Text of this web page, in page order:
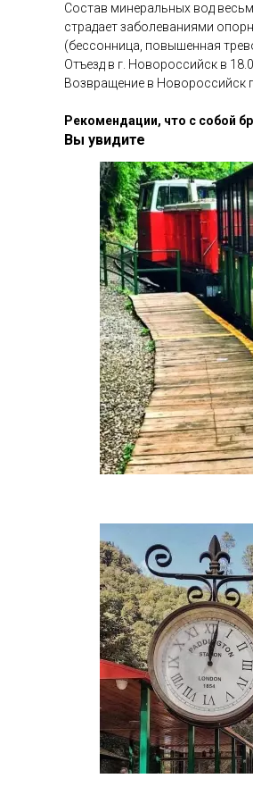
Состав минеральных вод
страдает заболеваниями
(бессонница, повышенная
Отъезд в г. Новороссийск в
Возвращение в Новороссийск
Рекомендации, что с собой
Вы увидите